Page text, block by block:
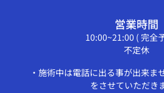
営業時間
10:00~21:00 ( 完全
不定休
・施術中は電話に出る事が出来ま
をさせていただき